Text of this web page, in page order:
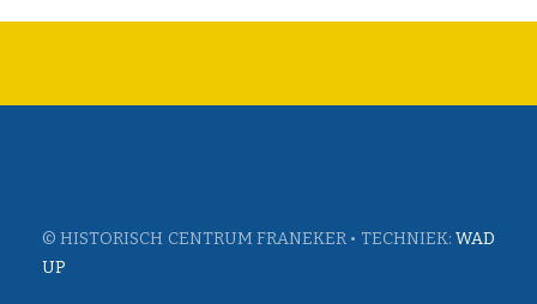
© HISTORISCH CENTRUM FRANEKER • TECHNIEK: WAD
UP